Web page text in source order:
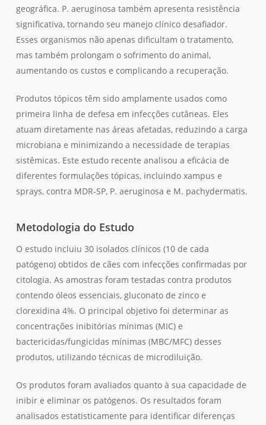
geográfica. P. aeruginosa também apresenta resistência
significativa, tornando seu manejo clínico desafiador.
Esses organismos não apenas dificultam o tratamento,
mas também prolongam o sofrimento do animal,
aumentando os custos e complicando a recuperação.
Produtos tópicos têm sido amplamente usados como
primeira linha de defesa em infecções cutâneas. Eles
atuam diretamente nas áreas afetadas, reduzindo a carga
microbiana e minimizando a necessidade de terapias
sistêmicas. Este estudo recente analisou a eficácia de
diferentes formulações tópicas, incluindo xampus e
sprays, contra MDR-SP, P. aeruginosa e M. pachydermatis.
Metodologia do Estudo
O estudo incluiu 30 isolados clínicos (10 de cada
patógeno) obtidos de cães com infecções confirmadas por
citologia. As amostras foram testadas contra produtos
contendo óleos essenciais, gluconato de zinco e
clorexidina 4%. O principal objetivo foi determinar as
concentrações inibitórias mínimas (MIC) e
bactericidas/fungicidas mínimas (MBC/MFC) desses
produtos, utilizando técnicas de microdiluição.
Os produtos foram avaliados quanto à sua capacidade de
inibir e eliminar os patógenos. Os resultados foram
analisados estatisticamente para identificar diferenças